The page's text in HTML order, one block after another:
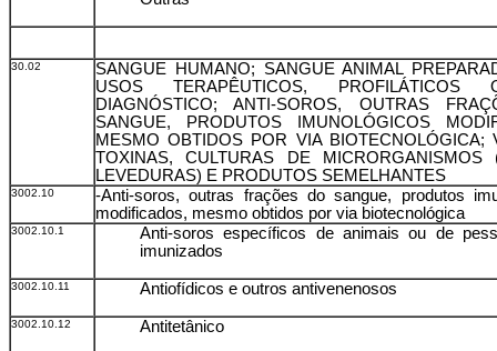
30.02
SANGUE HUMANO; SANGUE ANIMAL
USOS TERAPÊUTICOS,
DIAGNÓSTICO; ANTI-SOROS, OUTRAS
SANGUE, PRODUTOS IMUNOLÓGICOS
MESMO OBTIDOS POR VIA BIOTECNOLÓGICA;
TOXINAS, CULTURAS DE MICRORGANISMOS
LEVEDURAS) E PRODUTOS SEMELHANTES
3002.10
-Anti-soros, outras frações do sangue, produtos
modificados, mesmo obtidos por via biotecnológica
3002.10.1
Anti-soros específicos de animais ou de
imunizados
3002.10.11 Antiofídicos e outros antivenenosos
3002.10.12 Antitetânico